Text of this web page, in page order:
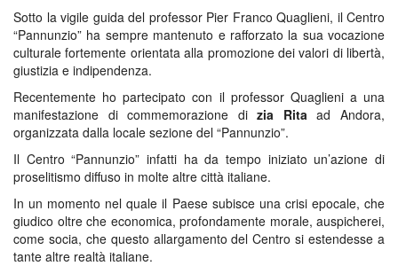
Sotto la vigile guida del professor Pier Franco Quaglieni, il Centro
“Pannunzio” ha sempre mantenuto e rafforzato la sua vocazione
culturale fortemente orientata alla promozione dei valori di libertà,
giustizia e indipendenza.
Recentemente ho partecipato con il professor Quaglieni a una
manifestazione di commemorazione dizia Ritaad Andora,
organizzata dalla locale sezione del “Pannunzio”.
Il Centro “Pannunzio” infatti ha da tempo iniziato un’azione di
proselitismo diffuso in molte altre città italiane.
In un momento nel quale il Paese subisce una crisi epocale, che
giudico oltre che economica, profondamente morale, auspicherei,
come socia, che questo allargamento del Centro si estendesse a
tante altre realtà italiane.